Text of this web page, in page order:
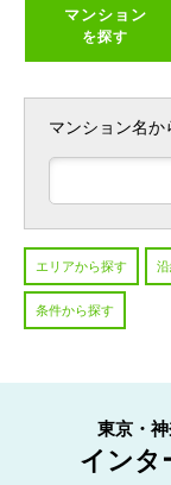
マンション
を探す
マンション名か
エリアから探す
条件から探す
東京・
インタ